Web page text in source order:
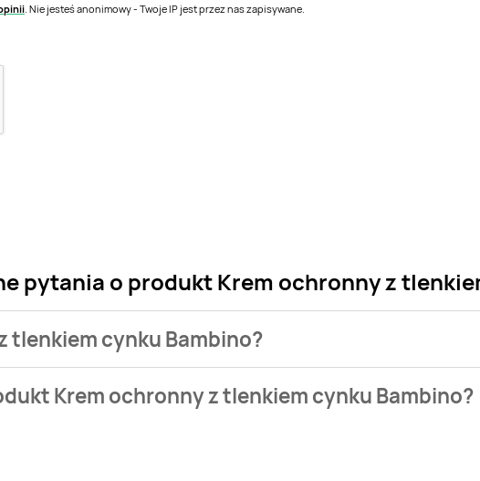
. Nie jesteś anonimowy - Twoje IP jest przez nas zapisywane.
pytania o produkt Krem ochronny z
tlenkiem cynku Bambino?
POLOmarket . Krem ochronny z tlenkiem cynku Bambino kosztuje
Krem ochronny z tlenkiem cynku Bambino?